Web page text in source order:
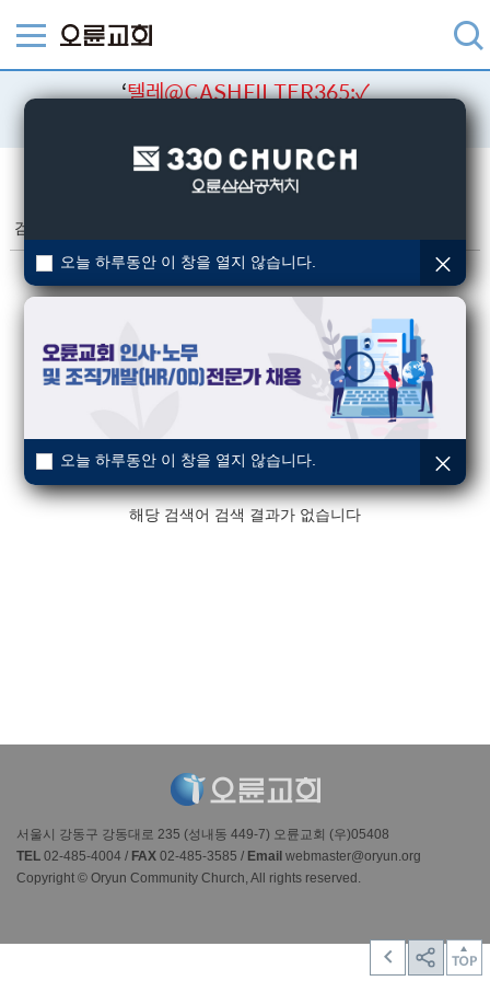
‘텔레@CASHFILTER365:✓
검색결과
해당 검색어 검색 결과가 없습니다
서울시 강동구 강동대로 235 (성내동 449-7) 오륜교회 (우)05408
TEL 02-485-4004 / FAX 02-485-3585 / Email webmaster@oryun.org
Copyright © Oryun Community Church, All rights reserved.
오늘 하루동안 이 창을 열지 않습니다.
오늘 하루동안 이 창을 열지 않습니다.